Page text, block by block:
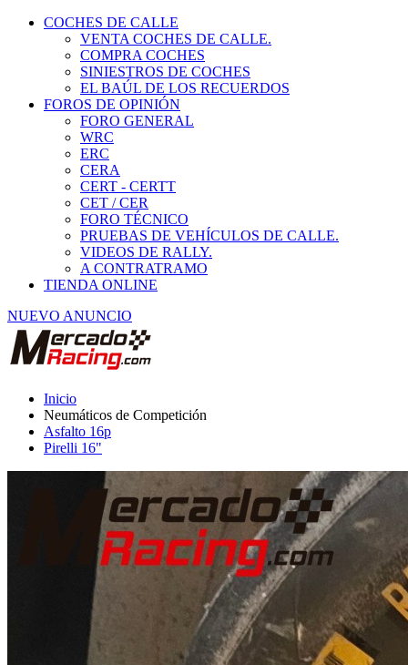
COCHES DE CALLE
VENTA COCHES DE CALLE.
COMPRA COCHES
SINIESTROS DE COCHES
EL BAÚL DE LOS RECUERDOS
FOROS DE OPINIÓN
FORO GENERAL
WRC
ERC
CERA
CERT - CERTT
CET / CER
FORO TÉCNICO
PRUEBAS DE VEHÍCULOS DE CALLE.
VIDEOS DE RALLY.
A CONTRATRAMO
TIENDA ONLINE
NUEVO ANUNCIO
Inicio
Neumáticos de Competición
Asfalto 16p
Pirelli 16"